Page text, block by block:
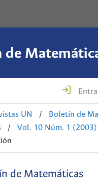
de
UN /
Boletín de
/
Vol. 10 Núm. 1 (2003)
de Matemáticas